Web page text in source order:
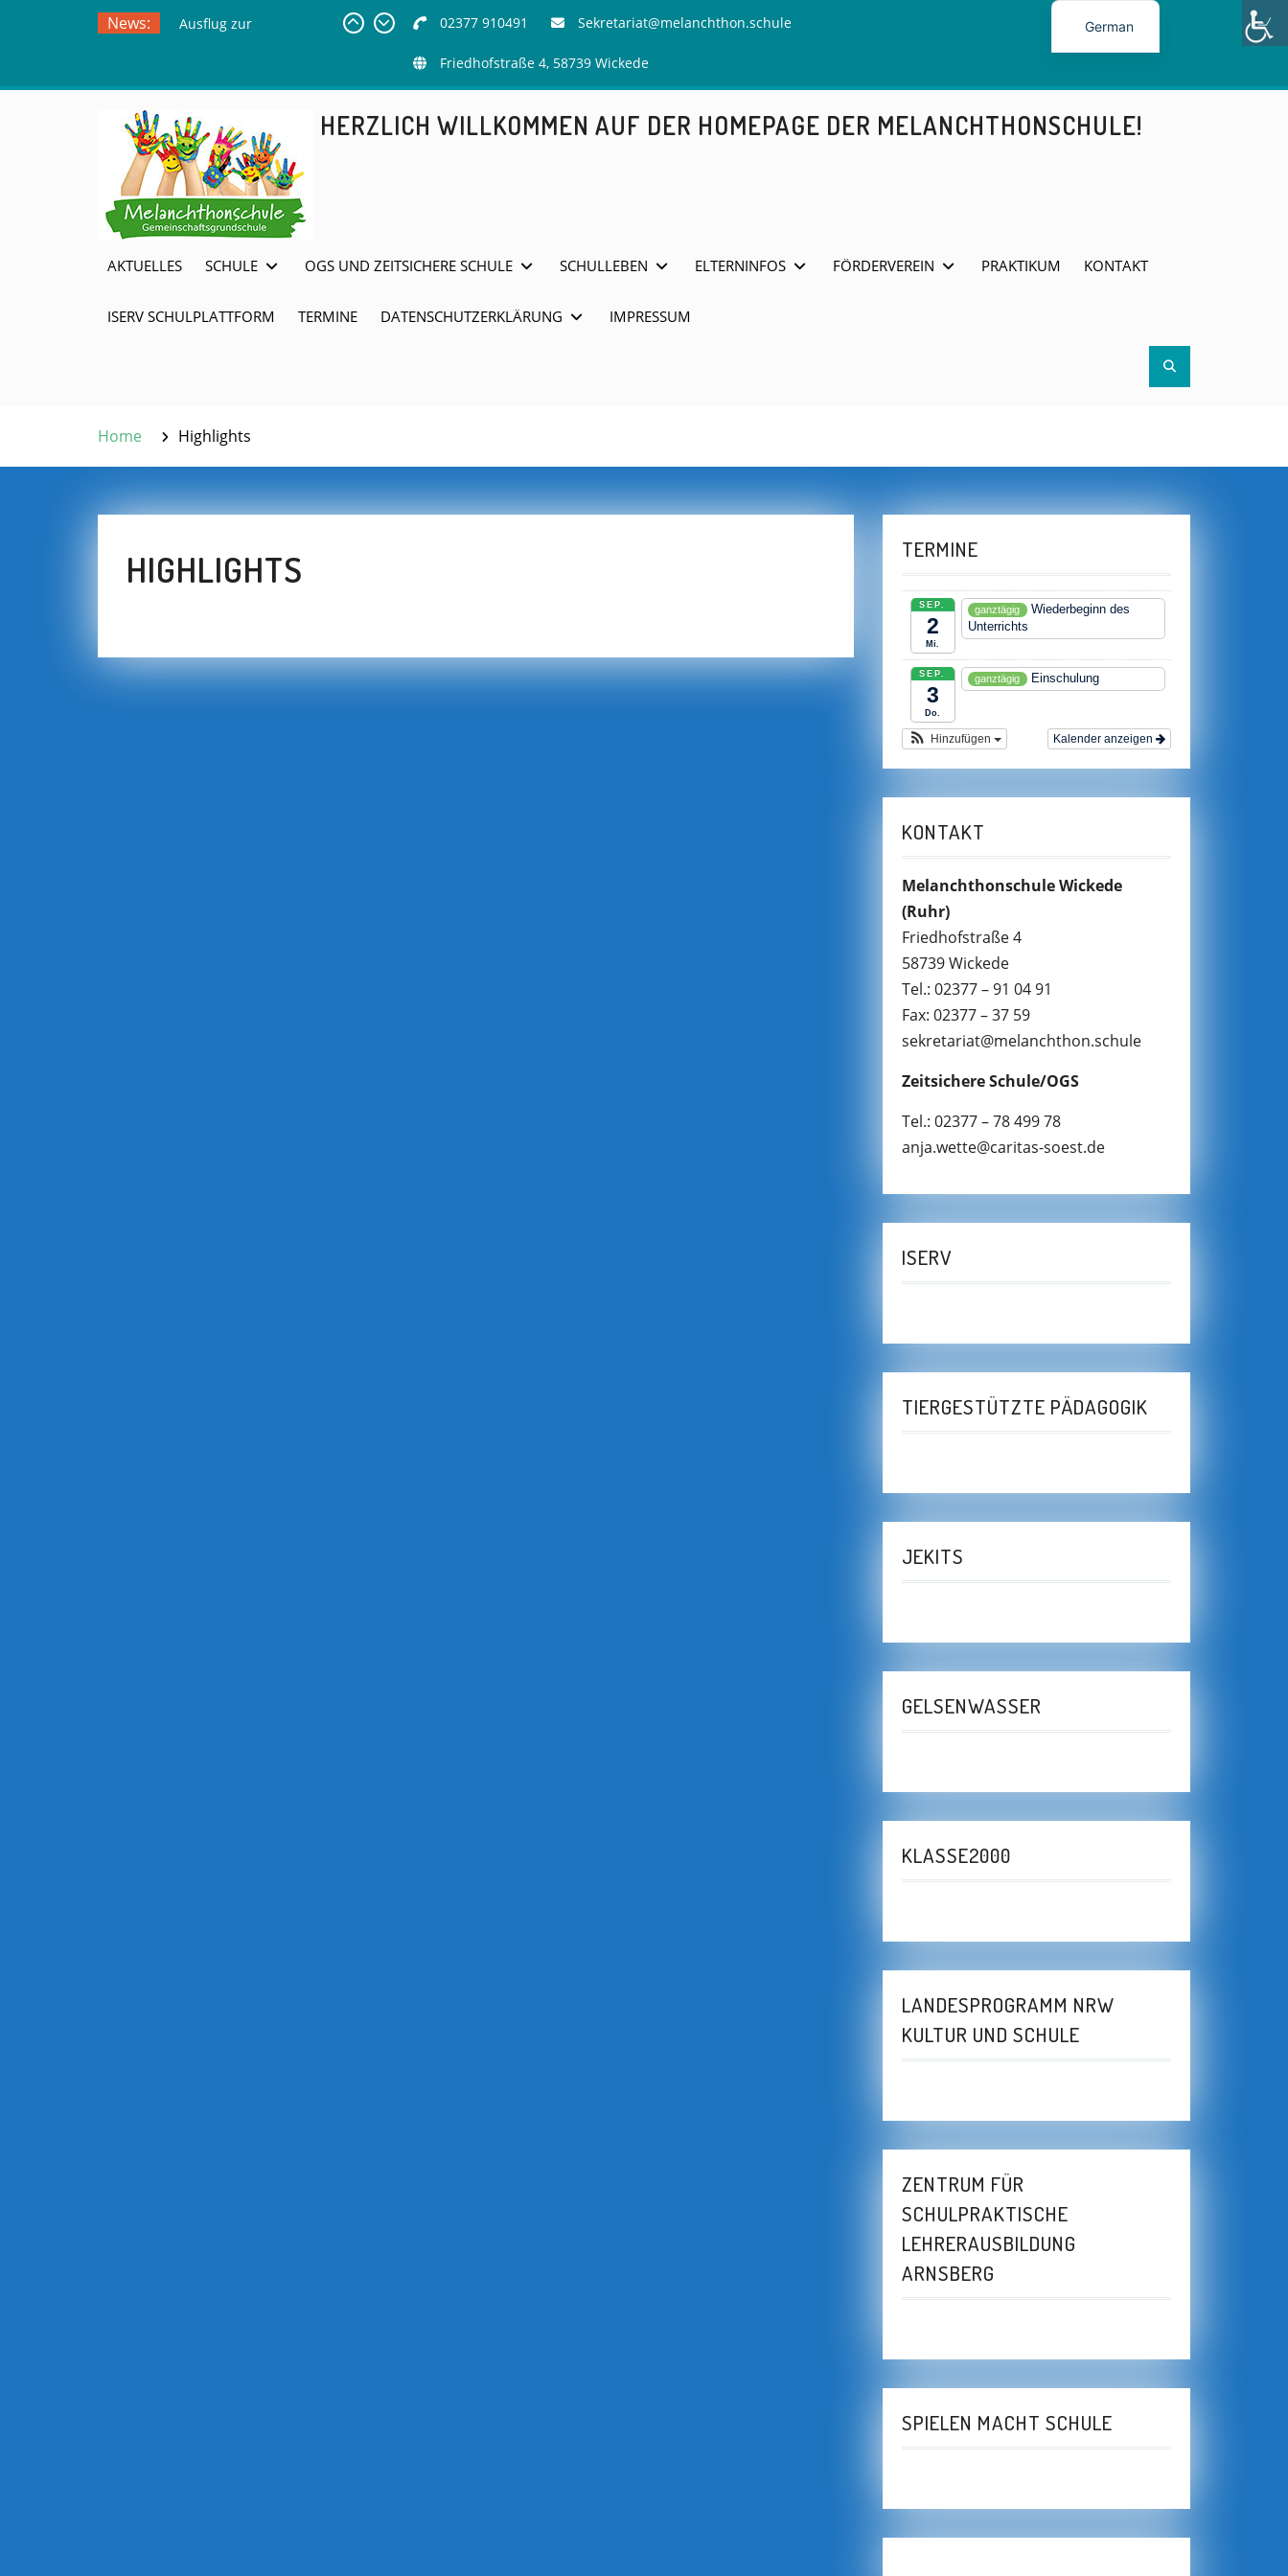
News:
Freilichtbühne
02377 910491 Sekretariat@melanchthon.schule
Friedhofstraße 4, 58739 Wickede
HERZLICH WILLKOMMEN AUF DER HOMEPAGE DER MELANCHTHONSCHULE!
AKTUELLES SCHULE OGS UND ZEITSICHERE SCHULE SCHULLEBEN ELTERNINFOS FÖRDERVEREIN PRAKTIKUM KONTAKT
ISERV SCHULPLATTFORM TERMINE DATENSCHUTZERKLÄRUNG IMPRESSUM
Home Highlights
HIGHLIGHTS TERMINE
SEP.
2
Mi.
ganztägig
Wiederbeginn des
Unterrichts
SEP.
3
Do.
ganztägig Einschulung
Kalender anzeigen
Hinzufügen
KONTAKT
Melanchthonschule Wickede
(Ruhr)
Friedhofstraße 4
58739 Wickede
Tel.: 02377 – 91 04 91
Fax: 02377 – 37 59
sekretariat@melanchthon.schule
Zeitsichere Schule/OGS
Tel.: 02377 – 78 499 78
anja.wette@caritas-soest.de
ISERV
TIERGESTÜTZTE PÄDAGOGIK
JEKITS
GELSENWASSER
KLASSE2000
LANDESPROGRAMM NRW
KULTUR UND SCHULE
ZENTRUM FÜR
SCHULPRAKTISCHE
LEHRERAUSBILDUNG
ARNSBERG
SPIELEN MACHT SCHULE
German